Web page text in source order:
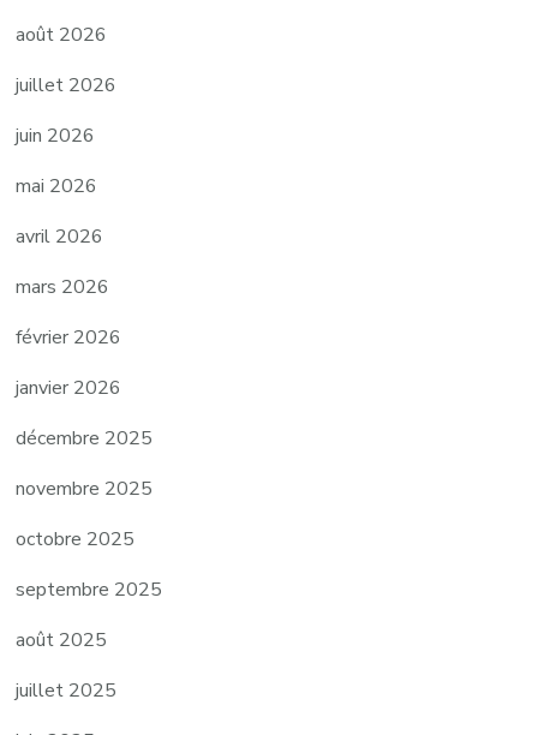
août 2026
juillet 2026
juin 2026
mai 2026
avril 2026
mars 2026
février 2026
janvier 2026
décembre 2025
novembre 2025
octobre 2025
septembre 2025
août 2025
juillet 2025